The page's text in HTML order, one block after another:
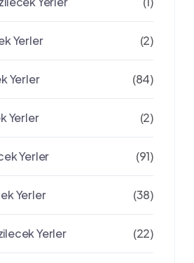
Yerler (2)
Yerler (84)
Yerler (2)
Yerler (91)
Yerler (38)
Yerler (22)